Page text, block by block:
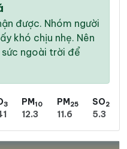
được. Nhóm người
khó chịu nhẹ. Nên
ngoài trời để
3 PM10
12.3
PM25
11.6
SO2
5.3